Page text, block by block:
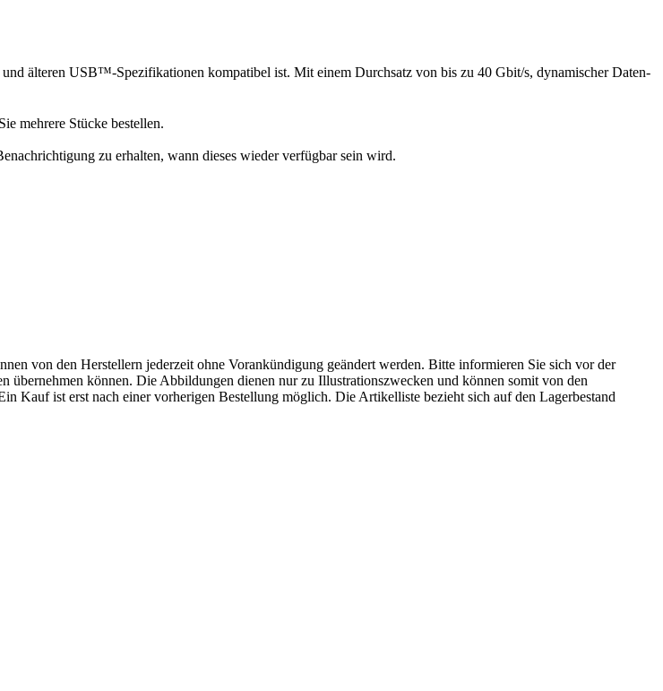
älteren USB™-Spezifikationen kompatibel ist. Mit einem Durchsatz von bis zu 40 Gbit/s, dynamischer Daten-
mehrere Stücke bestellen.
zu erhalten, wann dieses wieder verfügbar sein wird.
von den Herstellern jederzeit ohne Vorankündigung geändert werden. Bitte informieren Sie sich vor der
können. Die Abbildungen dienen nur zu Illustrationszwecken und können somit von den
Kauf ist erst nach einer vorherigen Bestellung möglich. Die Artikelliste bezieht sich auf den Lagerbestand